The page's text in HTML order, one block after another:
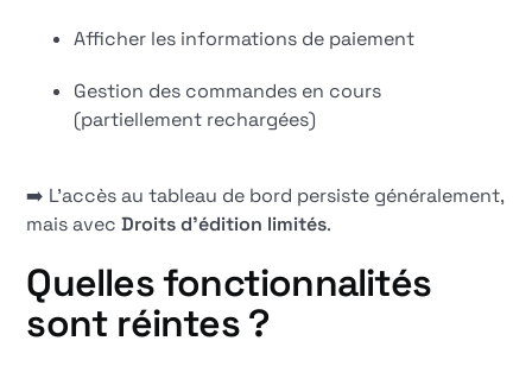
Afficher les informations de paiement
Gestion des commandes en cours
(partiellement rechargées)
➡️ L'accès au tableau de bord persiste généralement,
mais avecDroits d'édition limités.
Quelles fonctionnalités
sont réintes ?